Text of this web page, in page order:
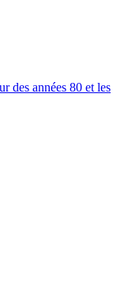
des années 80 et les